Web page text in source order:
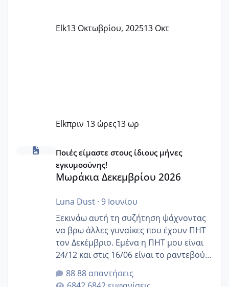
Elk13 Οκτωβρίου, 202513 Οκτ
Elkπριν 13 ώρες13 ωρ
Μωράκια Δεκεμβρίου 2026
Ποιές είμαστε στους ίδιους μήνες
εγκυμοσύνης!
Μωράκια Δεκεμβρίου 2026
Luna Dust· 9 Ιουνίου
Ξεκινάω αυτή τη συζήτηση ψάχνοντας
να βρω άλλες γυναίκες που έχουν ΠΗΤ
τον Δεκέμβριο. Εμένα η ΠΗΤ μου είναι
24/12 και στις 16/06 είναι το ραντεβού
της αυχενικής διαφάνειας. Έχω αρκετό
άγχος και οι μέρες δεν φαίνεται να
88 απαντήσεις